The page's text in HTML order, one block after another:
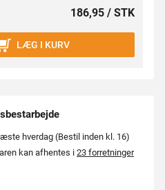
186,95 / STK
LÆG I KURV
hverdag (Bestil inden kl. 16)
kan afhentes i 23 forretninger